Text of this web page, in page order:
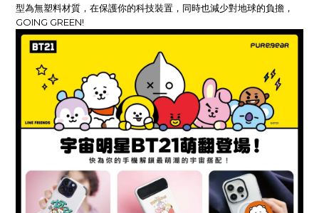
型為無塑料材質，在保護你的科技裝置，同時也減少對地球的負擔，
GOING GREEN!